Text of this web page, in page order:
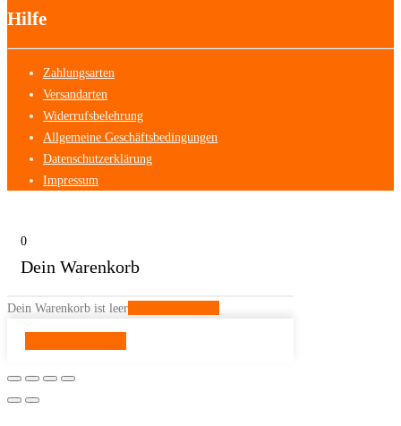
Hilfe
Zahlungsarten
Versandarten
Widerrufsbelehrung
Allgemeine Geschäftsbedingungen
Datenschutzerklärung
Impressum
0
Dein Warenkorb
Dein Warenkorb ist leer